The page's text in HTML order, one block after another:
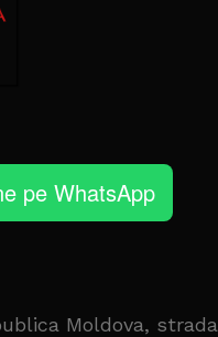
pe WhatsApp
Moldova, strada